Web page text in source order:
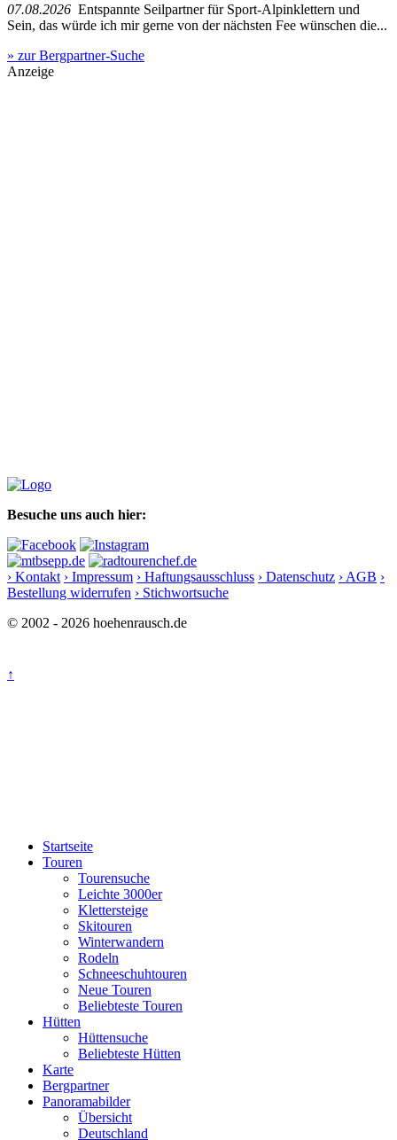
07.08.2026 Entspannte Seilpartner für Sport-Alpinklettern und
Sein, das würde ich mir gerne von der nächsten Fee wünschen die...
» zur Bergpartner-Suche
Anzeige
Besuche uns auch hier:
› Kontakt › Impressum › Haftungsausschluss › Datenschutz › AGB ›
Bestellung widerrufen › Stichwortsuche
© 2002 - 2026 hoehenrausch.de
↑
Startseite
Touren
Tourensuche
Leichte 3000er
Klettersteige
Skitouren
Winterwandern
Rodeln
Schneeschuhtouren
Neue Touren
Beliebteste Touren
Hütten
Hüttensuche
Beliebteste Hütten
Karte
Bergpartner
Panoramabilder
Übersicht
Deutschland